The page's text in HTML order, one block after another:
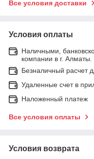
Все условия доставки
Условия оплаты
Наличными,
компании в г. Алматы.
Безналичный расчет
Удаленные счет в
Наложенный платеж
Все условия оплаты
Условия возврата